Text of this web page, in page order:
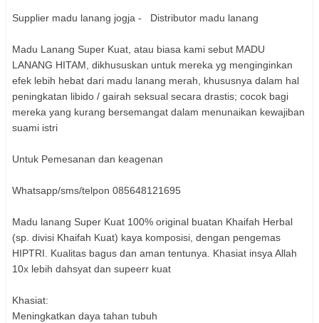
Supplier madu lanang jogja - Distributor madu lanang
Madu Lanang Super Kuat, atau biasa kami sebut MADU
LANANG HITAM, dikhususkan untuk mereka yg menginginkan
efek lebih hebat dari madu lanang merah, khususnya dalam hal
peningkatan libido / gairah seksual secara drastis; cocok bagi
mereka yang kurang bersemangat dalam menunaikan kewajiban
suami istri
Untuk Pemesanan dan keagenan
Whatsapp/sms/telpon 085648121695
Madu lanang Super Kuat 100% original buatan Khaifah Herbal
(sp. divisi Khaifah Kuat) kaya komposisi, dengan pengemas
HIPTRI. Kualitas bagus dan aman tentunya. Khasiat insya Allah
10x lebih dahsyat dan supeerr kuat
Khasiat:
Meningkatkan daya tahan tubuh